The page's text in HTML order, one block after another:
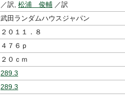
／訳, 松浦 俊輔 ／訳
武田ランダムハウスジャパン
２０１１．８
４７６ｐ
２０ｃｍ
289.3
289.3